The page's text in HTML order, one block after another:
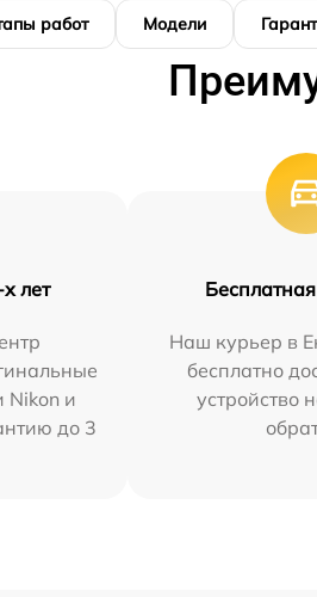
работ Модели
лет
Nikon и
до 3
Наш курьер в
бесплатно
устройство